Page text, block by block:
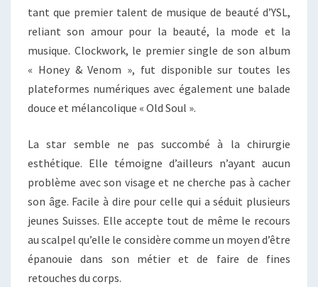
tant que premier talent de musique de beauté d’YSL,
reliant son amour pour la beauté, la mode et la
musique. Clockwork, le premier single de son album
« Honey & Venom », fut disponible sur toutes les
plateformes numériques avec également une balade
douce et mélancolique « Old Soul ».
La star semble ne pas succombé à la chirurgie
esthétique. Elle témoigne d’ailleurs n’ayant aucun
problème avec son visage et ne cherche pas à cacher
son âge. Facile à dire pour celle qui a séduit plusieurs
jeunes Suisses. Elle accepte tout de même le recours
au scalpel qu’elle le considère comme un moyen d’être
épanouie dans son métier et de faire de fines
retouches du corps.